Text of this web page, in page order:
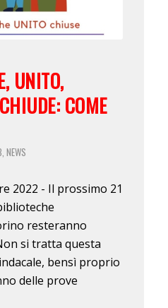
UNITO,
COME
, NEWS
2022 - Il prossimo 21
resteranno
si tratta questa
bensì proprio
delle prove